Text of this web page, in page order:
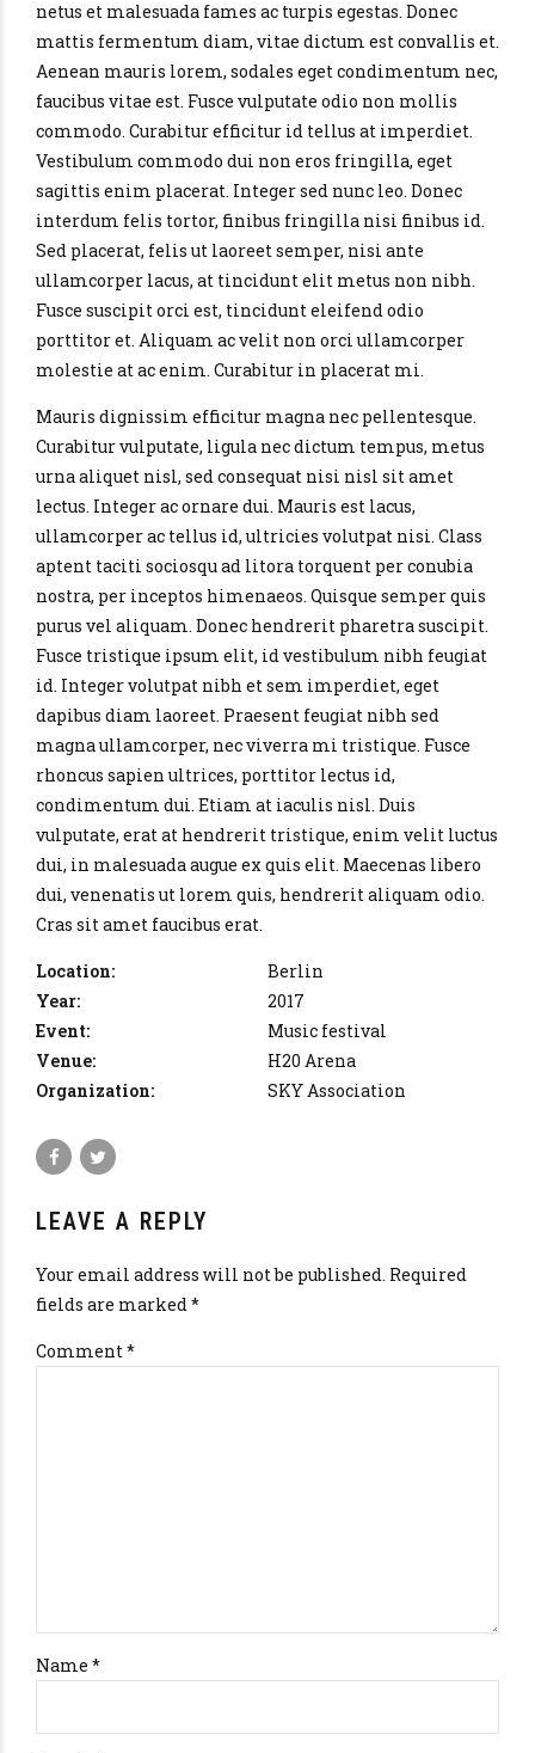
netus et malesuada fames ac turpis egestas. Donec
mattis fermentum diam, vitae dictum est convallis et.
Aenean mauris lorem, sodales eget condimentum nec,
faucibus vitae est. Fusce vulputate odio non mollis
commodo. Curabitur efficitur id tellus at imperdiet.
Vestibulum commodo dui non eros fringilla, eget
sagittis enim placerat. Integer sed nunc leo. Donec
interdum felis tortor, finibus fringilla nisi finibus id.
Sed placerat, felis ut laoreet semper, nisi ante
ullamcorper lacus, at tincidunt elit metus non nibh.
Fusce suscipit orci est, tincidunt eleifend odio
porttitor et. Aliquam ac velit non orci ullamcorper
molestie at ac enim. Curabitur in placerat mi.
Mauris dignissim efficitur magna nec pellentesque.
Curabitur vulputate, ligula nec dictum tempus, metus
urna aliquet nisl, sed consequat nisi nisl sit amet
lectus. Integer ac ornare dui. Mauris est lacus,
ullamcorper ac tellus id, ultricies volutpat nisi. Class
aptent taciti sociosqu ad litora torquent per conubia
nostra, per inceptos himenaeos. Quisque semper quis
purus vel aliquam. Donec hendrerit pharetra suscipit.
Fusce tristique ipsum elit, id vestibulum nibh feugiat
id. Integer volutpat nibh et sem imperdiet, eget
dapibus diam laoreet. Praesent feugiat nibh sed
magna ullamcorper, nec viverra mi tristique. Fusce
rhoncus sapien ultrices, porttitor lectus id,
condimentum dui. Etiam at iaculis nisl. Duis
vulputate, erat at hendrerit tristique, enim velit luctus
dui, in malesuada augue ex quis elit. Maecenas libero
dui, venenatis ut lorem quis, hendrerit aliquam odio.
Cras sit amet faucibus erat.
Location:
Berlin
Year:
2017
Event:
Music festival
Venue:
H20 Arena
Organization:
SKY Association
LEAVE A REPLY
Your email address will not be published. Required
fields are marked *
Comment*
Name *